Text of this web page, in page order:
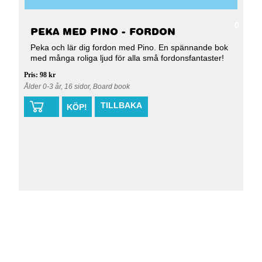
PEKA MED PINO - FORDON
Peka och lär dig fordon med Pino. En spännande bok
med många roliga ljud för alla små fordonsfantaster!
Pris: 98 kr
Ålder 0-3 år, 16 sidor, Board book
KÖP! TILLBAKA